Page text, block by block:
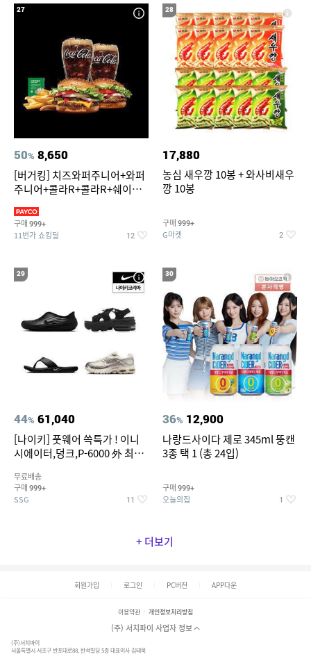
27
50% 8,650
[버거킹] 치즈와퍼주니어+와퍼
주니어+콜라R+콜라R+쉐이킹
구매 999+
11번가 쇼킹딜 12
28
17,880
농심 새우깡 10봉 + 와사비새우
깡 10봉
구매 999+
G마켓 2
29
44% 61,040
[나이키] 풋웨어 쓱특가 ! 이니
시에이터,덩크,P-6000 外 최대
무료배송
구매 999+
SSG 11
30
36% 12,900
나랑드사이다 제로 345ml 뚱캔
3종 택 1 (총 24입)
구매 999+
오늘의집 1
+ 더보기
회원가입 로그인 PC버전 APP다운
이용약관 개인정보처리방침
(주) 서치파이 사업자 정보
(주)서치파이
서울특별시 서초구 반포대로88, 반석빌딩 5층 대표이사 김태묵